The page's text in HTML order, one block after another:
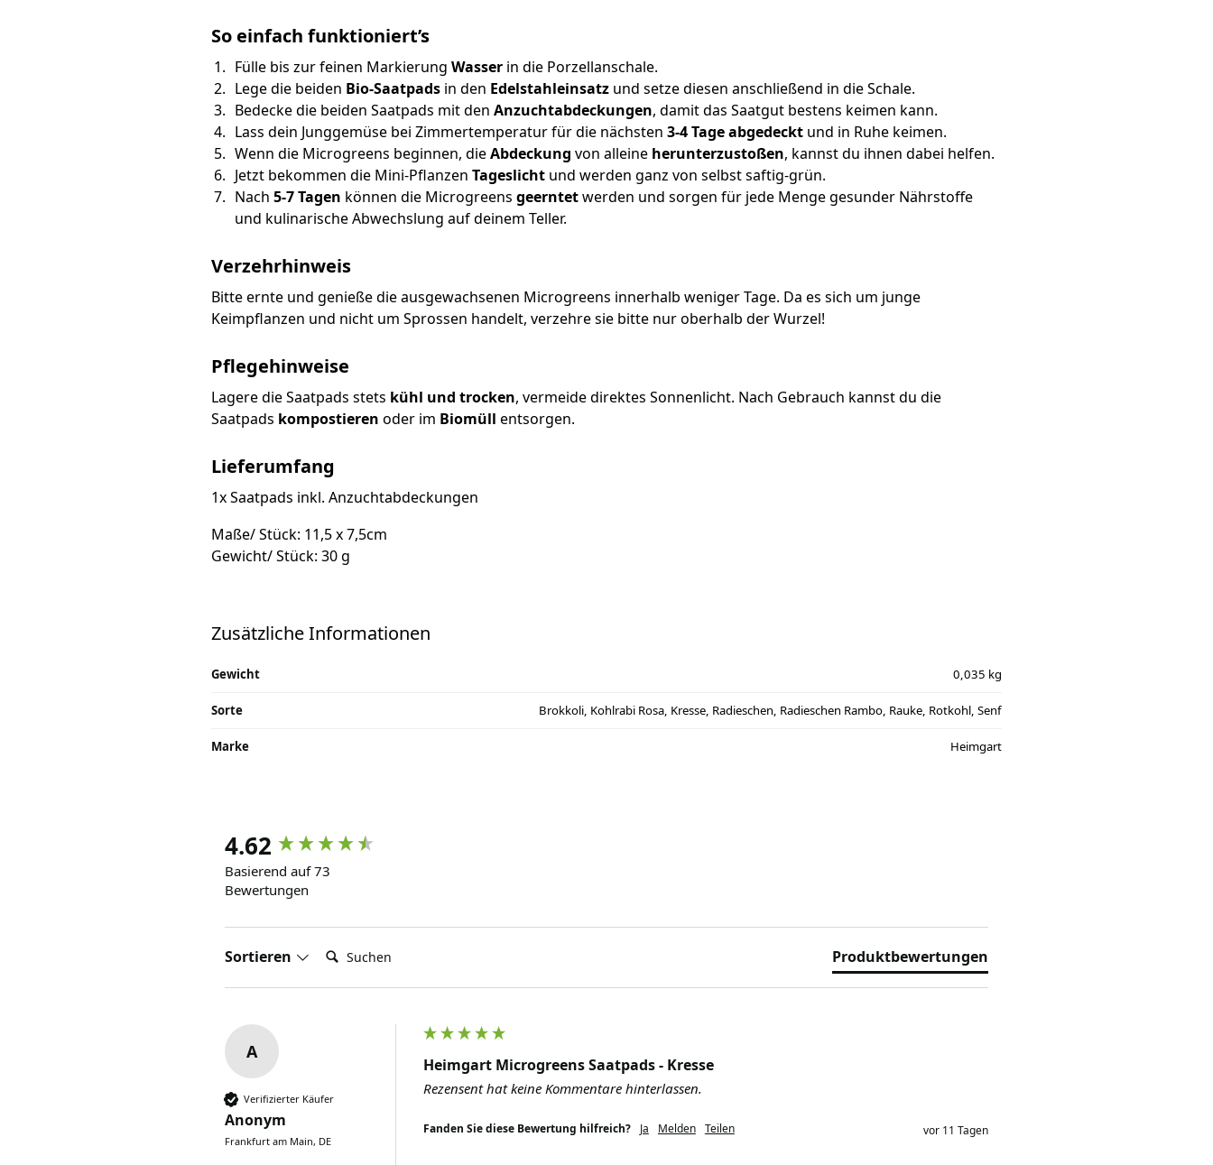
So einfach funktioniert’s
Fülle bis zur feinen Markierung Wasserin die Porzellanschale.
Lege die beiden Bio-Saatpadsin den Edelstahleinsatzund setze diesen anschließend in die Schale.
Bedecke die beiden Saatpads mit den Anzuchtabdeckungen, damit das Saatgut bestens keimen kann.
Lass dein Junggemüse bei Zimmertemperatur für die nächsten 3-4 Tage abgedecktund in Ruhe keimen.
Wenn die Microgreens beginnen, dieAbdeckung von alleine herunterzustoßen, kannst du ihnen dabei helfen.
Jetzt bekommen die Mini-Pflanzen Tageslichtund werden ganz von selbst saftig-grün.
Nach 5-7 Tagen können die Microgreens geerntetwerden und sorgen für jede Menge gesunder Nährstoffe
und kulinarische Abwechslung auf deinem Teller.
Verzehrhinweis
Bitte ernte und genieße die ausgewachsenen Microgreens innerhalb weniger Tage. Da es sich um junge
Keimpflanzen und nicht um Sprossen handelt, verzehre sie bitte nur oberhalb der Wurzel!
Pflegehinweise
Lagere die Saatpads stets kühl und trocken, vermeide direktes Sonnenlicht. Nach Gebrauch kannst du die
Saatpads kompostieren oder im Biomüll entsorgen.
Lieferumfang
1x Saatpads inkl. Anzuchtabdeckungen
Maße/ Stück: 11,5 x 7,5cm
Gewicht/ Stück: 30 g
Zusätzliche Informationen
Gewicht 0,035 kg
Sorte Brokkoli, Kohlrabi Rosa, Kresse, Radieschen, Radieschen Rambo, Rauke, Rotkohl, Senf
Marke Heimgart
4.62
Basierend auf 73
Bewertungen
Sortieren Suchen: Produktbewertungen
A
Verifizierter Käufer
Anonym
Frankfurt am Main, DE
Heimgart Microgreens Saatpads - Kresse
Rezensent hat keine Kommentare hinterlassen.
Fanden Sie diese Bewertung hilfreich? Ja Melden Teilen vor 11 Tagen